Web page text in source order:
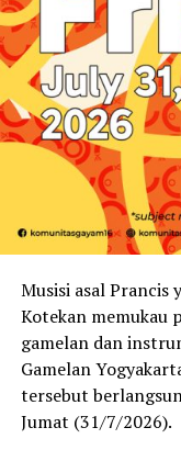
Musisi asal Prancis
Kotekan memukau
gamelan dan
Gamelan
tersebut
Jumat (31/7/2026).